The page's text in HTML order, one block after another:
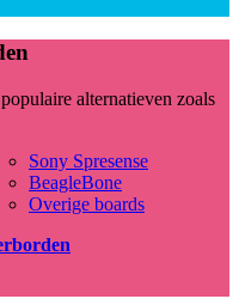
alternatieven zoals
Sony Spresense
BeagleBone
Overige boards